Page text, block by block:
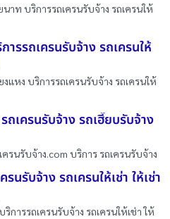
าท บริการรถเครนรับจ้าง รถเครนให้
รรถเครนรับจ้าง รถเครนให้
แหง บริการรถเครนรับจ้าง รถเครนให้
ถเครนรับจ้าง รถเฮี๊ยบรับจ้าง
รนรับจ้าง.com บริการ รถเครนรับจ้าง
นรับจ้าง รถเครนให้เช่า ให้เช่า
การรถเครนรับจ้าง รถเครนให้เช่า ให้